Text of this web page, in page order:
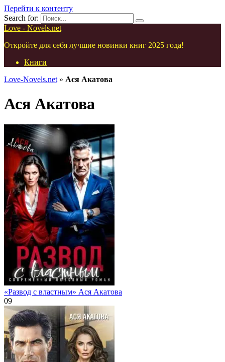
Перейти к контенту
Search for:
Love - Novels.net
Откройте для себя лучшие новинки книг 2025 года!
Книги
Love-Novels.net » Ася Акатова
Ася Акатова
«Развод с властным» Ася Акатова
09